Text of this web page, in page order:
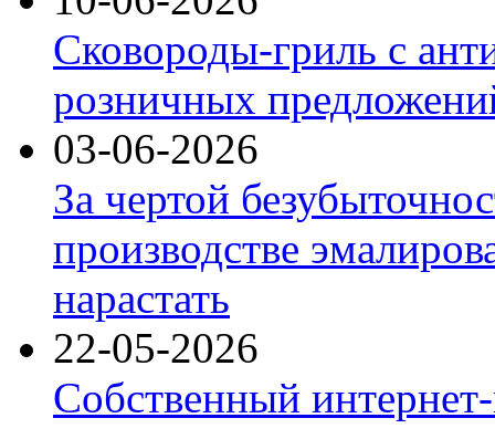
Сковороды-гриль с
розничных
03-06-2026
За чертой
производстве
нарастать
22-05-2026
Собственный